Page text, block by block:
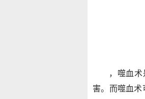
，噬血
害。而噬血